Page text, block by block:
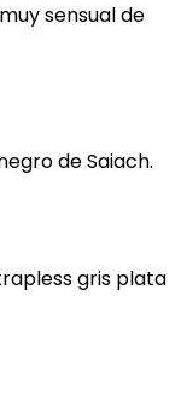
sensual de
de Saiach.
gris plata